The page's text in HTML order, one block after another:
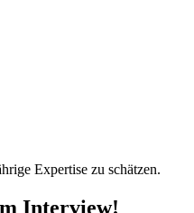
Expertise zu schätzen.
Interview!